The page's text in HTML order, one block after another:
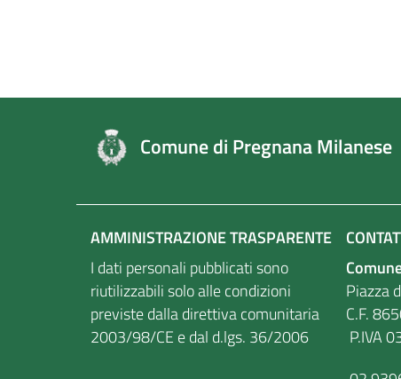
Comune di Pregnana Milanese
AMMINISTRAZIONE TRASPARENTE
I dati personali pubblicati sono
riutilizzabili solo alle condizioni
previste dalla direttiva comunitaria
2003/98/CE e dal d.lgs. 36/2006
Piazza
C.F.
P.IVA